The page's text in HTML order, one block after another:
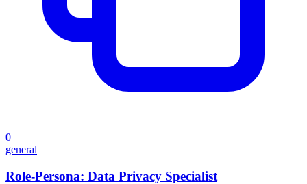
0
general
Role-Persona: Data Privacy Specialist